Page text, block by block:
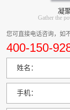
凝
Gather the
您可直接电话咨询，如
400-150-
姓名：
手机：